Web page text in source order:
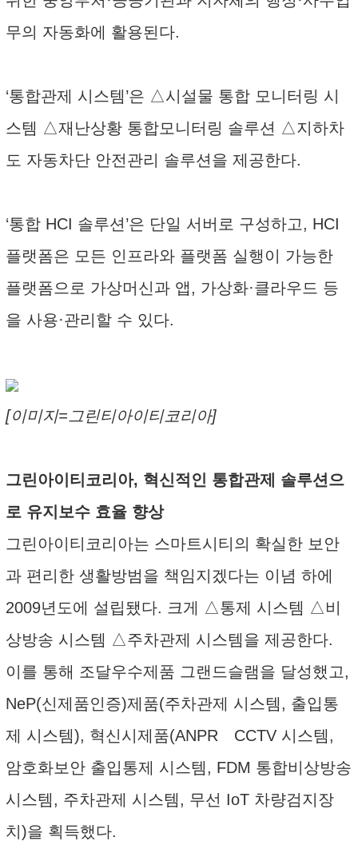
무의 자동화에 활용된다.
‘통합관제 시스템’은 △시설물 통합 모니터링 시
스템 △재난상황 통합모니터링 솔루션 △지하차
도 자동차단 안전관리 솔루션을 제공한다.
‘통합 HCI 솔루션’은 단일 서버로 구성하고, HCI
플랫폼은 모든 인프라와 플랫폼 실행이 가능한
플랫폼으로 가상머신과 앱, 가상화·클라우드 등
을 사용·관리할 수 있다.
[이미지=그린티아이티코리아]
그린아이티코리아, 혁신적인 통합관제 솔루션으
로 유지보수 효율 향상
그린아이티코리아는 스마트시티의 확실한 보안
과 편리한 생활방범을 책임지겠다는 이념 하에
2009년도에 설립됐다. 크게 △통제 시스템 △비
상방송 시스템 △주차관제 시스템을 제공한다.
이를 통해 조달우수제품 그랜드슬램을 달성했고,
NeP(신제품인증)제품(주차관제 시스템, 출입통
제 시스템), 혁신시제품(ANPR CCTV 시스템,
암호화보안 출입통제 시스템, FDM 통합비상방송
시스템, 주차관제 시스템, 무선 IoT 차량검지장
치)을 획득했다.